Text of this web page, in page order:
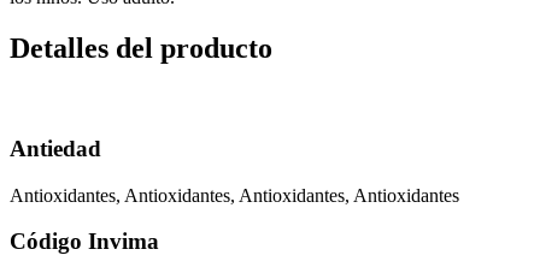
Detalles del producto
Antiedad
Antioxidantes, Antioxidantes, Antioxidantes, Antioxidantes
Código Invima